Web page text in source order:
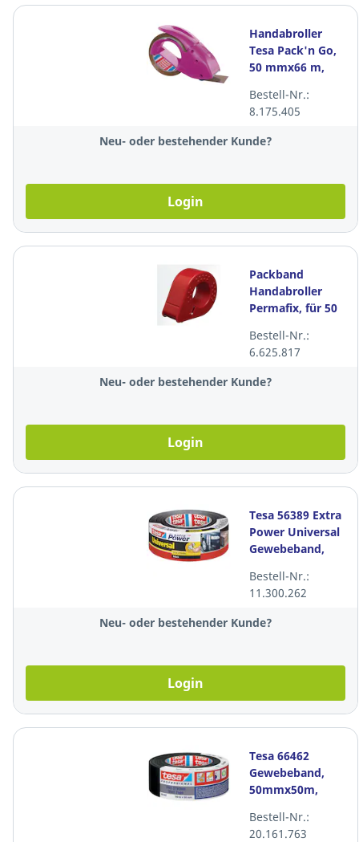
Handabroller
Tesa Pack'n Go,
50 mmx66 m,
Bestell-Nr.:
8.175.405
Neu- oder bestehender Kunde?
Login
Packband
Handabroller
Permafix, für 50
Bestell-Nr.:
6.625.817
Neu- oder bestehender Kunde?
Login
Tesa 56389 Extra
Power Universal
Gewebeband,
schwarz
Bestell-Nr.:
11.300.262
Neu- oder bestehender Kunde?
Login
Tesa 66462
Gewebeband,
50mmx50m,
Bestell-Nr.:
20.161.763